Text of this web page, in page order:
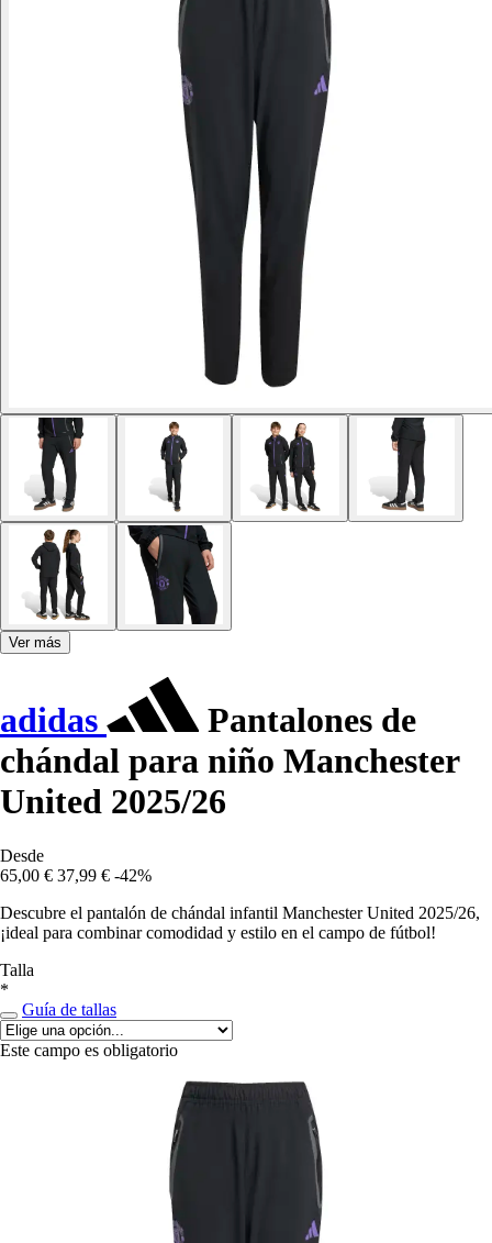
Ver más
adidas
Pantalones de
chándal para niño Manchester
United 2025/26
Desde
65,00 € 37,99 € -42%
Descubre el pantalón de chándal infantil Manchester United 2025/26,
¡ideal para combinar comodidad y estilo en el campo de fútbol!
Talla
*
Guía de tallas
Este campo es obligatorio